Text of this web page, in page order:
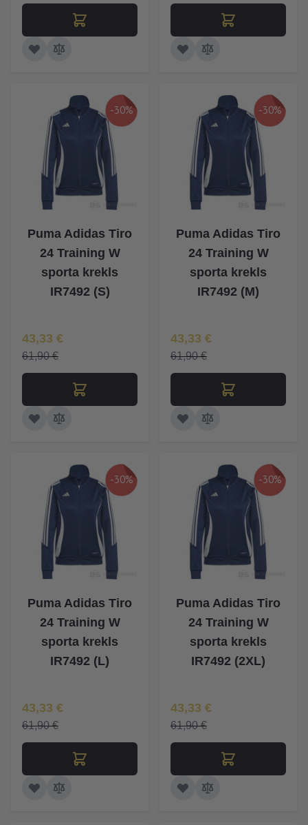
-30%
Puma Adidas Tiro
24 Training W
sporta krekls
IR7492 (S)
Īpaša Cena
43,33 €
61,90 €
-30%
Puma Adidas Tiro
24 Training W
sporta krekls
IR7492 (M)
Īpaša Cena
43,33 €
61,90 €
-30%
Puma Adidas Tiro
24 Training W
sporta krekls
IR7492 (L)
Īpaša Cena
43,33 €
61,90 €
-30%
Puma Adidas Tiro
24 Training W
sporta krekls
IR7492 (2XL)
Īpaša Cena
43,33 €
61,90 €